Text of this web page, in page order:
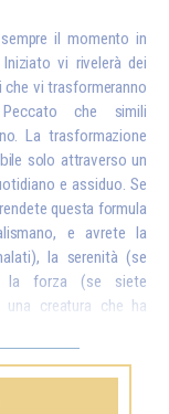
il momento in
vi rivelerà dei
che vi trasformeranno
Peccato che simili
La trasformazione
solo attraverso un
e assiduo. Se
questa formula
e avrete la
la serenità (se
la forza (se siete
creatura che ha
ciò che avrete
togliervelo». E
procedimenti